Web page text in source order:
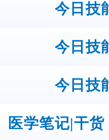
今日技
今日技
今日技
医学笔记|干